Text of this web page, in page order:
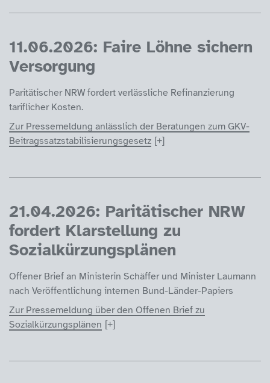
11.06.2026: Faire Löhne sichern
Versorgung
Paritätischer NRW fordert verlässliche Refinanzierung
tariflicher Kosten.
Zur Pressemeldung anlässlich der Beratungen zum GKV-
Beitragssatzstabilisierungsgesetz
21.04.2026: Paritätischer NRW
fordert Klarstellung zu
Sozialkürzungsplänen
Offener Brief an Ministerin Schäffer und Minister Laumann
nach Veröffentlichung internen Bund-Länder-Papiers
Zur Pressemeldung über den Offenen Brief zu
Sozialkürzungsplänen